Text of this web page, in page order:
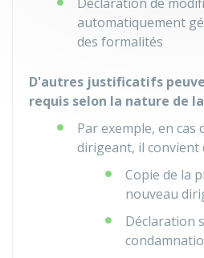
automatiquement
des formalités
D'autres justificatifs
requis selon la nature de
Par exemple, en cas
dirigeant, il convient
Copie de la
nouveau
Déclaration